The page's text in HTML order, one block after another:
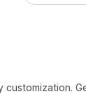
customization.